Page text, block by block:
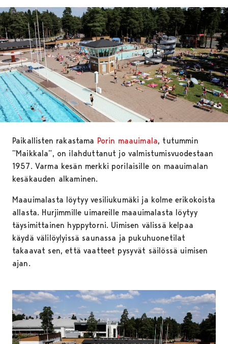
Paikallisten rakastama Porin maauimala, tutummin
”Maikkala”, on ilahduttanut jo valmistumisvuodestaan
1957. Varma kesän merkki porilaisille on maauimalan
kesäkauden alkaminen.
Maauimalasta löytyy vesiliukumäki ja kolme erikokoista
allasta. Hurjimmille uimareille maauimalasta löytyy
täysimittainen hyppytorni. Uimisen välissä kelpaa
käydä välilöylyissä saunassa ja pukuhuonetilat
takaavat sen, että vaatteet pysyvät säilössä uimisen
ajan.